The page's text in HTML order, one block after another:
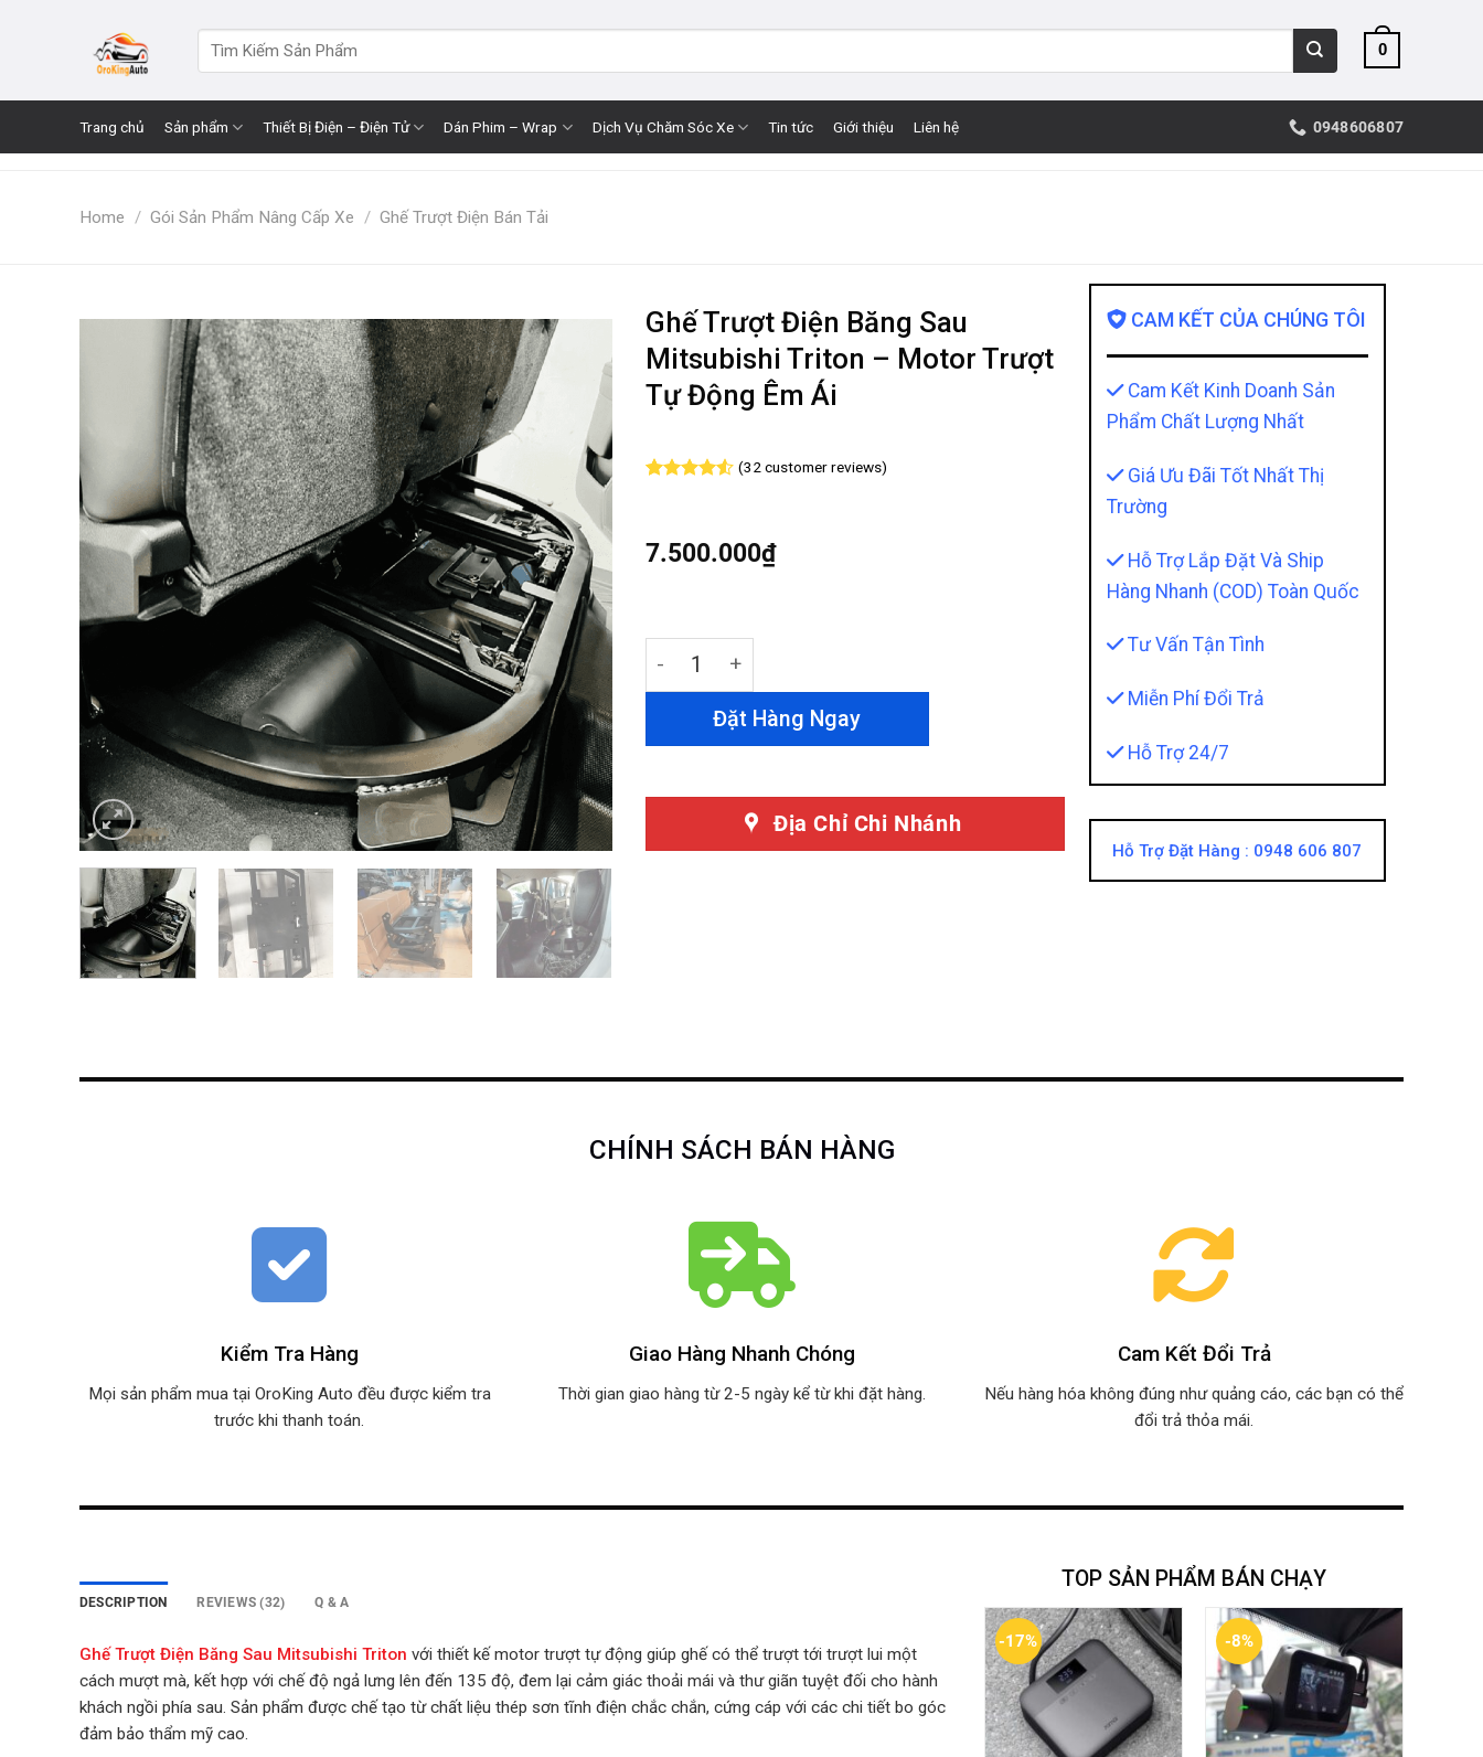
for:
0
Trang chủ Sản phẩm Thiết Bị Điện – Điện Tử Dán Phim – Wrap Dịch Vụ Chăm Sóc Xe Tin tức Giới thiệu Liên hệ 0948606807
Home / Gói Sản Phẩm Nâng Cấp Xe / Ghế Trượt Điện Bán Tải
Ghế Trượt Điện Băng Sau
Mitsubishi Triton – Motor Trượt
Tự Động Êm Ái
customer
ratings
(32customer reviews)
7.500.000₫
Ghế Trượt Điện Băng Sau Mitsubishi Triton - Motor Trượt Tự Động Êm Ái quantity
Đặt Hàng Ngay
Địa Chỉ Chi Nhánh
CAM KẾT CỦA CHÚNG TÔI
Cam Kết Kinh Doanh Sản
Phẩm Chất Lượng Nhất
Giá Ưu Đãi Tốt Nhất Thị
Trường
Hỗ Trợ Lắp Đặt Và Ship
Hàng Nhanh (COD) Toàn Quốc
Tư Vấn Tận Tình
Miễn Phí Đổi Trả
Hỗ Trợ 24/7
Hỗ Trợ Đặt Hàng : 0948 606 807
CHÍNH SÁCH BÁN HÀNG
Kiểm Tra Hàng
Mọi sản phẩm mua tại OroKing Auto đều được kiểm tra
trước khi thanh toán.
Giao Hàng Nhanh Chóng
Thời gian giao hàng từ 2-5 ngày kể từ khi đặt hàng.
Cam Kết Đổi Trả
Nếu hàng hóa không đúng như quảng cáo, các bạn có thể
đổi trả thỏa mái.
DESCRIPTION REVIEWS (32) Q & A
Ghế Trượt Điện Băng Sau Mitsubishi Triton với thiết kế motor trượt tự động giúp ghế có thể trượt tới trượt lui một
cách mượt mà, kết hợp với chế độ ngả lưng lên đến 135 độ, đem lại cảm giác thoải mái và thư giãn tuyệt đối cho hành
khách ngồi phía sau. Sản phẩm được chế tạo từ chất liệu thép sơn tĩnh điện chắc chắn, cứng cáp với các chi tiết bo góc
đảm bảo thẩm mỹ cao.
TOP SẢN PHẨM BÁN CHẠY
-17% -8%